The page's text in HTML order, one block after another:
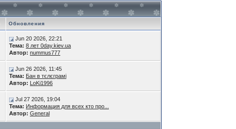
Обновления
Jun 20 2026, 22:21
Тема: 8 лет 0day.kiev.ua
Автор: nummus777
Jun 26 2026, 11:45
Тема: Бан в тєлєграмі
Автор:
LoKi1996
Jul 27 2026, 19:04
Тема: Информация для всех кто про...
Автор: General